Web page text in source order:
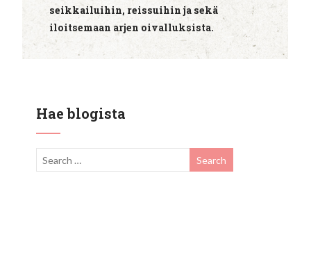
seikkailuihin, reissuihin ja sekä
iloitsemaan arjen oivalluksista.
Hae blogista